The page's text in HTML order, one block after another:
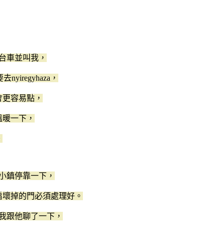
車並叫我，
nyiregyhaza，
容易點，
一下，
鎮停靠一下，
掉的門必須處理好。
跟他聊了一下，